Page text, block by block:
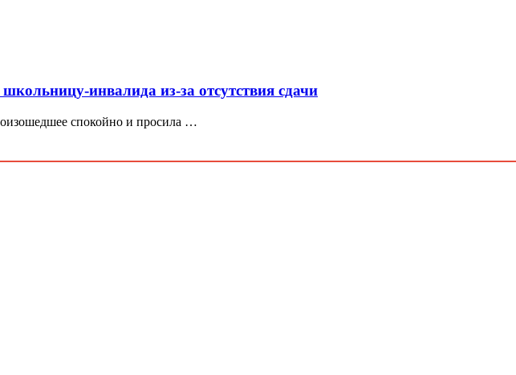
инвалида из-за отсутствия сдачи
спокойно и просила …